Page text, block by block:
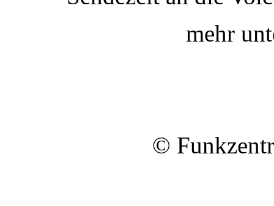
mehr
©